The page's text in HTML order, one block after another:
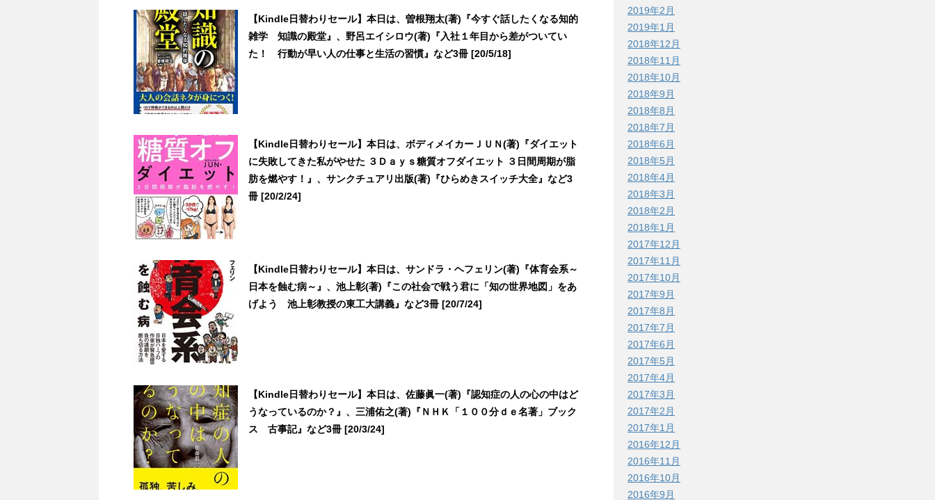
【Kindle日替わりセール】本日は、曽根翔太(著)『今すぐ話したくなる知的
雑学 知識の殿堂』、野呂エイシロウ(著)『入社１年目から差がついてい
た！ 行動が早い人の仕事と生活の習慣』など3冊 [20/5/18]
【Kindle日替わりセール】本日は、ボディメイカーＪＵＮ(著)『ダイエット
に失敗してきた私がやせた ３Ｄａｙｓ糖質オフダイエット ３日間周期が脂
肪を燃やす！』、サンクチュアリ出版(著)『ひらめきスイッチ大全』など3
冊 [20/2/24]
【Kindle日替わりセール】本日は、サンドラ・ヘフェリン(著)『体育会系～
日本を蝕む病～』、池上彰(著)『この社会で戦う君に「知の世界地図」をあ
げよう 池上彰教授の東工大講義』など3冊 [20/7/24]
【Kindle日替わりセール】本日は、佐藤眞一(著)『認知症の人の心の中はど
うなっているのか？』、三浦佑之(著)『ＮＨＫ「１００分ｄｅ名著」ブック
ス 古事記』など3冊 [20/3/24]
2019年2月
2019年1月
2018年12月
2018年11月
2018年10月
2018年9月
2018年8月
2018年7月
2018年6月
2018年5月
2018年4月
2018年3月
2018年2月
2018年1月
2017年12月
2017年11月
2017年10月
2017年9月
2017年8月
2017年7月
2017年6月
2017年5月
2017年4月
2017年3月
2017年2月
2017年1月
2016年12月
2016年11月
2016年10月
2016年9月